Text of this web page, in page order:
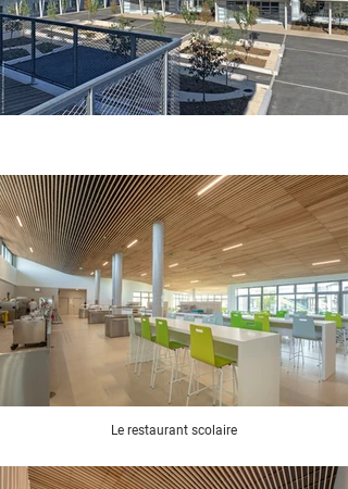
Le restaurant scolaire